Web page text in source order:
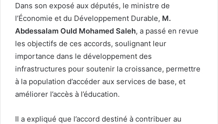
Dans son exposé aux députés, le ministre de
l’Économie et du Développement Durable, M.
Abdessalam Ould Mohamed Saleh, a passé en revue
les objectifs de ces accords, soulignant leur
importance dans le développement des
infrastructures pour soutenir la croissance, permettre
à la population d’accéder aux services de base, et
améliorer l’accès à l’éducation.
Il a expliqué que l’accord destiné à contribuer au